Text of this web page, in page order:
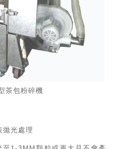
茶包粉碎機
拋光處理